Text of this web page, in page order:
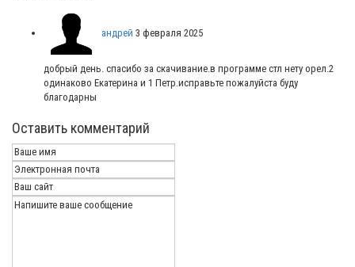
андрей 3 февраля 2025
добрый день. спасибо за скачивание.в программе стл нету орел.2
одинаково Екатерина и 1 Петр.исправьте пожалуйста буду
благодарны
Оставить комментарий